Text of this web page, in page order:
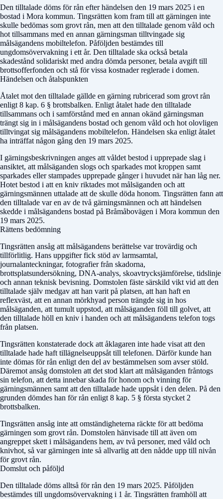
Den tilltalade döms för rån efter händelsen den 19 mars 2025 i en
bostad i Mora kommun. Tingsrätten kom fram till att gärningen inte
skulle bedömas som grovt rån, men att den tilltalade genom våld och
hot tillsammans med en annan gärningsman tilltvingade sig
målsägandens mobiltelefon. Påföljden bestämdes till
ungdomsövervakning i ett år. Den tilltalade ska också betala
skadestånd solidariskt med andra dömda personer, betala avgift till
brottsofferfonden och stå för vissa kostnader reglerade i domen.
Händelsen och åtalspunkten
Åtalet mot den tilltalade gällde en gärning rubricerad som grovt rån
enligt 8 kap. 6 § brottsbalken. Enligt åtalet hade den tilltalade
tillsammans och i samförstånd med en annan okänd gärningsman
trängt sig in i målsägandens bostad och genom våld och hot olovligen
tilltvingat sig målsägandens mobiltelefon. Händelsen ska enligt åtalet
ha inträffat någon gång den 19 mars 2025.
I gärningsbeskrivningen anges att våldet bestod i upprepade slag i
ansiktet, att målsäganden slogs och sparkades mot kroppen samt
sparkades eller stampades upprepade gånger i huvudet när han låg ner.
Hotet bestod i att en kniv riktades mot målsäganden och att
gärningsmännen uttalade att de skulle döda honom. Tingsrätten fann att
den tilltalade var en av de två gärningsmännen och att händelsen
skedde i målsägandens bostad på Bråmåbovägen i Mora kommun den
19 mars 2025.
Rättens bedömning
Tingsrätten ansåg att målsägandens berättelse var trovärdig och
tillförlitlig. Hans uppgifter fick stöd av larmsamtal,
journalanteckningar, fotografier från skadorna,
brottsplatsundersökning, DNA-analys, skoavtrycksjämförelse, tidslinje
och annan teknisk bevisning. Domstolen fäste särskild vikt vid att den
tilltalade själv medgav att han varit på platsen, att han haft en
reflexväst, att en annan mörkhyad person trängde sig in hos
målsäganden, att tumult uppstod, att målsäganden föll till golvet, att
den tilltalade höll en kniv i handen och att målsägandens telefon togs
från platsen.
Tingsrätten konstaterade dock att åklagaren inte hade visat att den
tilltalade hade haft tillägnelseuppsåt till telefonen. Därför kunde han
inte dömas för rån enligt den del av bestämmelsen som avser stöld.
Däremot ansåg domstolen att det stod klart att målsäganden fråntogs
sin telefon, att detta innebar skada för honom och vinning för
gärningsmännen samt att den tilltalade hade uppsåt i den delen. På den
grunden dömdes han för rån enligt 8 kap. 5 § första stycket 2
brottsbalken.
Tingsrätten ansåg inte att omständigheterna räckte för att bedöma
gärningen som grovt rån. Domstolen hänvisade till att även om
angreppet skett i målsägandens hem, av två personer, med våld och
knivhot, så var gärningen inte så allvarlig att den nådde upp till nivån
för grovt rån.
Domslut och påföljd
Den tilltalade döms alltså för rån den 19 mars 2025. Påföljden
bestämdes till ungdomsövervakning i 1 år. Tingsrätten framhöll att